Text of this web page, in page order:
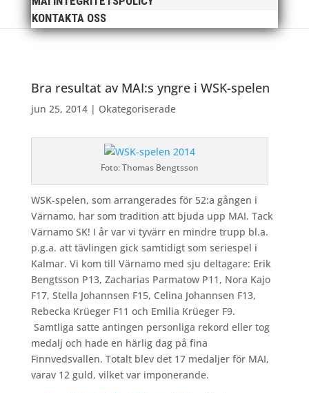
KONTAKTA OSS
Bra resultat av MAI:s yngre i WSK-spelen
jun 25, 2014| Okategoriserade
Foto: Thomas Bengtsson
WSK-spelen, som arrangerades för 52:a gången i
Värnamo, har som tradition att bjuda upp MAI. Tack
Värnamo SK! I år var vi tyvärr en mindre trupp bl.a.
p.g.a. att tävlingen gick samtidigt som seriespel i
Kalmar. Vi kom till Värnamo med sju deltagare: Erik
Bengtsson P13, Zacharias Parmatow P11, Nora Kajo
F17, Stella Johannsen F15, Celina Johannsen F13,
Rebecka Krüeger F11 och Emilia Krüeger F9.
Samtliga satte antingen personliga rekord eller tog
medalj och hade en härlig dag på fina
Finnvedsvallen. Totalt blev det 17 medaljer för MAI,
varav 12 guld, vilket var imponerande.